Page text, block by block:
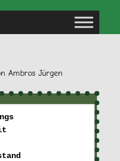
Ambros Jürgen